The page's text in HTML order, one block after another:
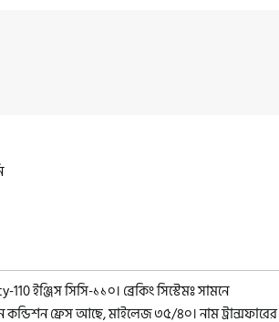
110 ইঞ্জিস সিসি-১১০। ব্রেকিং সিস্টেমঃ সামনে
কন্ডিশন ফ্রেস আছে, মাইলেজ ৩৫/৪০। নাম ট্রান্সফারের